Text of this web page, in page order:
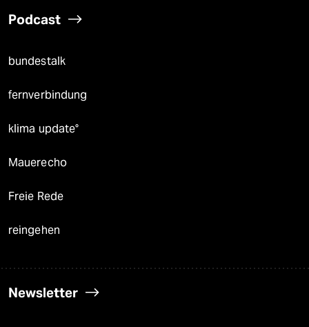
Podcast
bundestalk
fernverbindung
klima update°
Mauerecho
Freie Rede
reingehen
Newsletter